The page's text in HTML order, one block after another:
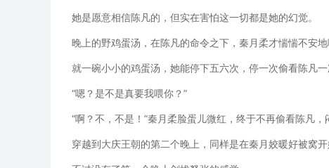
她是愿意相信陈凡的，但实在害怕这一切都是她的幻觉。
晚上的野鸡蛋汤，在陈凡的命令之下，秦月柔才惴惴不安地
就一碗小小的鸡蛋汤，她能停下五六次，停一次偷看陈凡一
“嗯？是不是真要我喂你？”
“啊？不，不是！”秦月柔脸蛋儿微红，终于不再偷看陈凡
穿越到大庆王朝的第二个晚上，同样是在秦月姣暖好被窝开